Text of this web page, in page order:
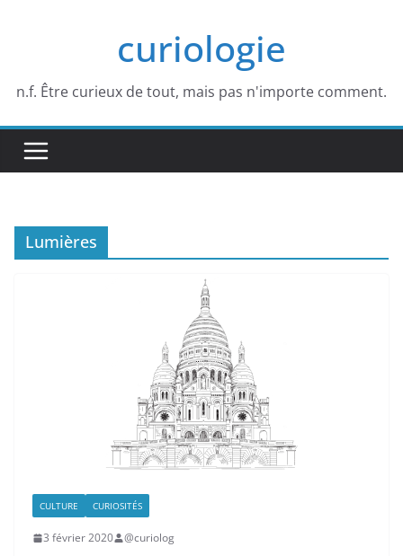
curiologie
n.f. Être curieux de tout, mais pas n'importe comment.
Lumières
CULTURE CURIOSITÉS
3 février 2020 @curiolog